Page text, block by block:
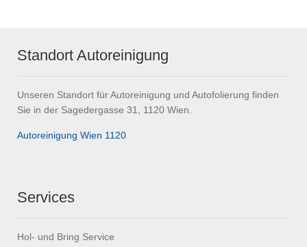
Standort Autoreinigung
Unseren Standort für Autoreinigung und Autofolierung finden
Sie in der Sagedergasse 31, 1120 Wien.
Autoreinigung Wien 1120
Services
Hol- und Bring Service